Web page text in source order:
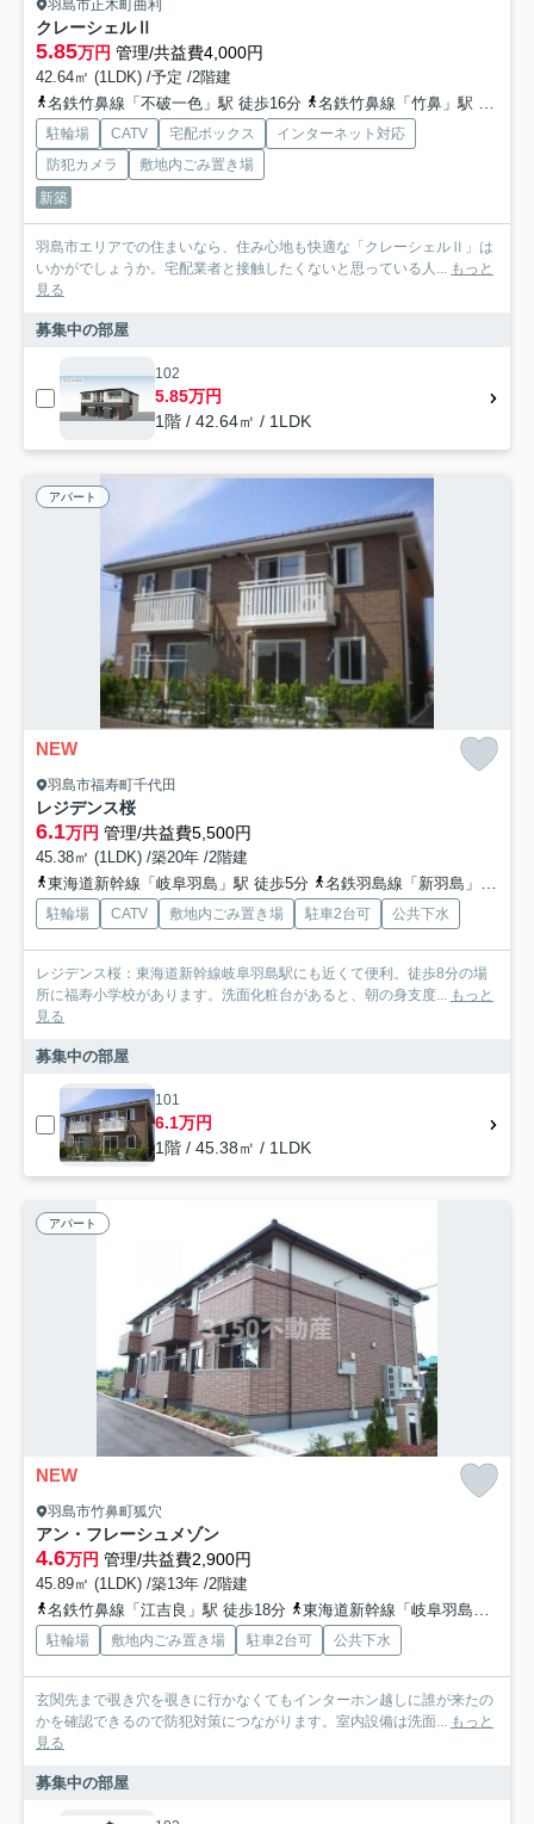
羽島市正木町曲利
クレーシェルⅡ
5.85万円 管理/共益費4,000円
42.64㎡ (1LDK) /予定 /2階建
名鉄竹鼻線「不破一色」駅 徒歩16分
名鉄竹鼻線「竹鼻」駅 徒歩22分
駐輪場 CATV 宅配ボックス
インターネット対応
防犯カメラ
敷地内ごみ置き場
新築
羽島市エリアでの住まいなら、住み心地も快適な「クレーシェルⅡ」は
いかがでしょうか。宅配業者と接触したくないと思っている人... もっと
見る
募集中の部屋
102
5.85万円
1階 / 42.64㎡ / 1LDK
アパート
NEW
羽島市福寿町千代田
レジデンス桜
6.1万円 管理/共益費5,500円
45.38㎡ (1LDK) /築20年 /2階建
東海道新幹線「岐阜羽島」駅 徒歩5分
名鉄羽島線「新羽島」駅 徒歩5分
駐輪場 CATV 敷地内ごみ置き場 駐車2台可 公共下水
レジデンス桜：東海道新幹線岐阜羽島駅にも近くて便利。徒歩8分の場
所に福寿小学校があります。洗面化粧台があると、朝の身支度... もっと
見る
募集中の部屋
101
6.1万円
1階 / 45.38㎡ / 1LDK
アパート
NEW
羽島市竹鼻町狐穴
アン・フレーシュメゾン
4.6万円 管理/共益費2,900円
45.89㎡ (1LDK) /築13年 /2階建
名鉄竹鼻線「江吉良」駅 徒歩18分
東海道新幹線「岐阜羽島」駅 徒歩36分
駐輪場 敷地内ごみ置き場 駐車2台可 公共下水
玄関先まで覗き穴を覗きに行かなくてもインターホン越しに誰が来たの
かを確認できるので防犯対策につながります。室内設備は洗面... もっと
見る
募集中の部屋